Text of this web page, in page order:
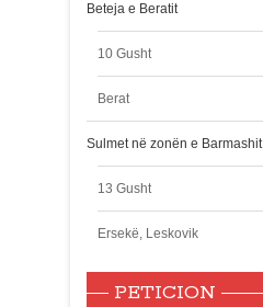
Beteja e Beratit
10 Gusht
Berat
Sulmet në zonën e Barmashit
13 Gusht
Ersekë, Leskovik
PETICION